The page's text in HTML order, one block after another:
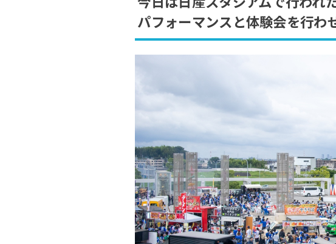
パフォーマンスと体験会を行わ